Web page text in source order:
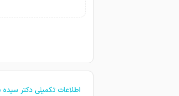
اطلاعات تکمیلی دکتر سیده